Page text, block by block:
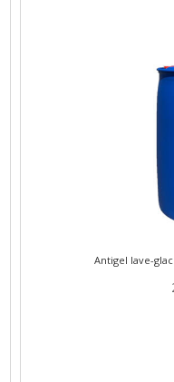
Antigel lave-